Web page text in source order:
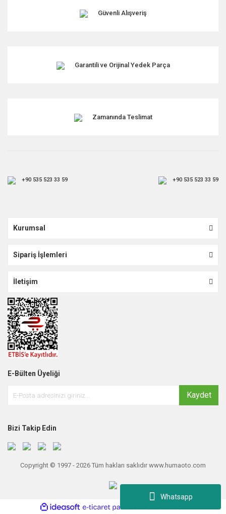
Whatsapp
Güvenli Alışveriş
Garantili ve Orijinal Yedek Parça
Zamanında Teslimat
+90 535 523 33 59 +90 535 523 33 59
Kurumsal
Sipariş İşlemleri
İletişim
E-Bülten Üyeliği
Kaydet
Bizi Takip Edin
Copyright © 1997 - 2026 Tüm hakları saklıdır www.humaoto.com
ideasoft